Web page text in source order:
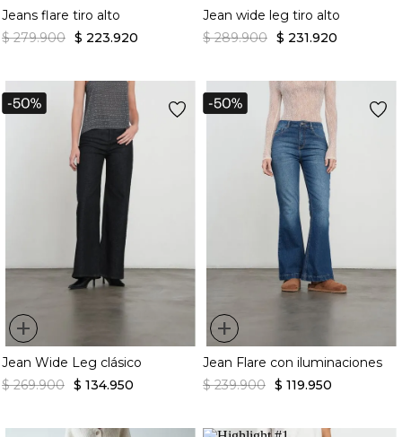
Jeans flare tiro alto
$ 279.900 $ 223.920
Jean wide leg tiro alto
$ 289.900 $ 231.920
+
Jean Wide Leg clásico
$ 269.900 $ 134.950
+
Jean Flare con iluminaciones
$ 239.900 $ 119.950